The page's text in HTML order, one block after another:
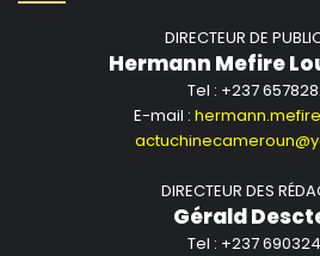
DIRECTEUR DE
Hermann Mefire
Tel : +237
E-mail :
DIRECTEUR DES
Gérald
Tel : +237